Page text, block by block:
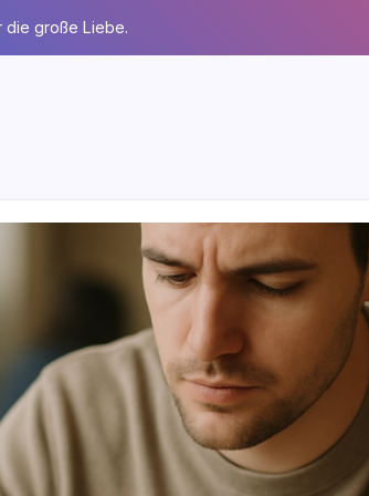
die große Liebe.